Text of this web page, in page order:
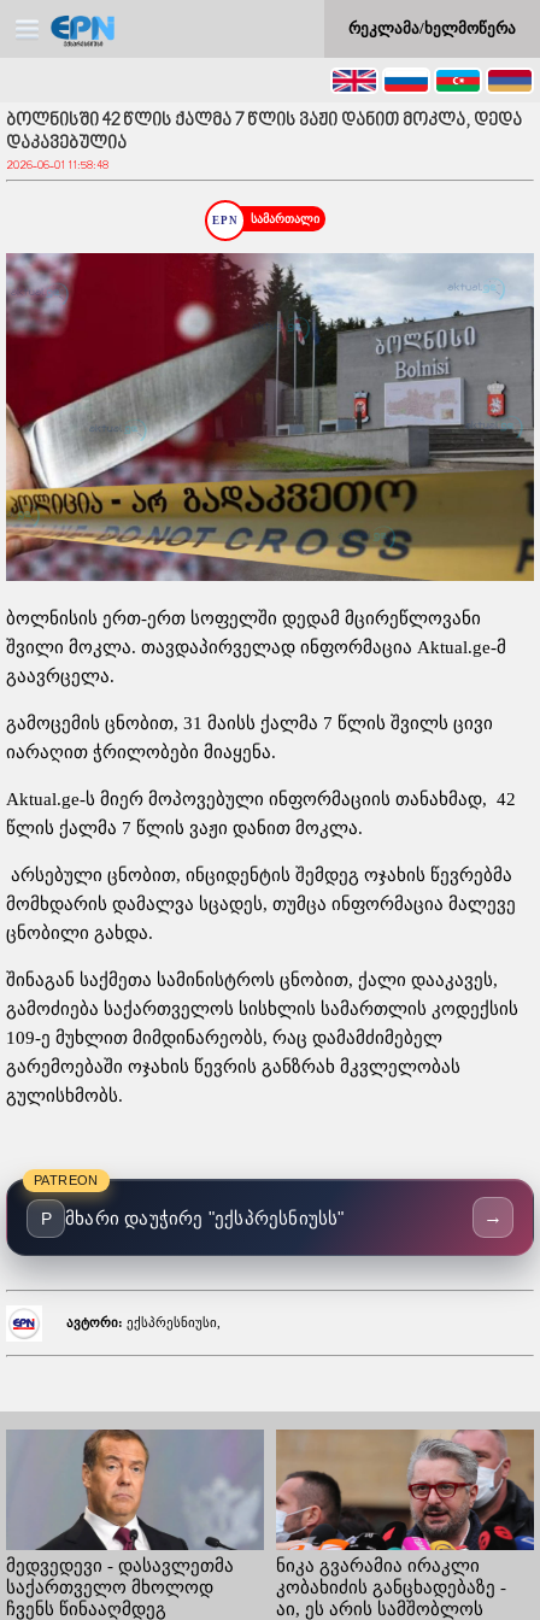
რეკლამა/ხელმოწერა
ბოლნისში 42 წლის ქალმა 7 წლის ვაჟი დანით მოკლა, დედა
დაკავებულია
2026-06-01 11:58:48
სამართალი
ბოლნისის ერთ-ერთ სოფელში დედამ მცირეწლოვანი
შვილი მოკლა. თავდაპირველად ინფორმაცია Aktual.ge-მ
გაავრცელა.
გამოცემის ცნობით, 31 მაისს ქალმა 7 წლის შვილს ცივი
იარაღით ჭრილობები მიაყენა.
Aktual.ge-ს მიერ მოპოვებული ინფორმაციის თანახმად, 42
წლის ქალმა 7 წლის ვაჟი დანით მოკლა.
არსებული ცნობით, ინციდენტის შემდეგ ოჯახის წევრებმა
მომხდარის დამალვა სცადეს, თუმცა ინფორმაცია მალევე
ცნობილი გახდა.
შინაგან საქმეთა სამინისტროს ცნობით, ქალი დააკავეს,
გამოძიება საქართველოს სისხლის სამართლის კოდექსის
109-ე მუხლით მიმდინარეობს, რაც დამამძიმებელ
გარემოებაში ოჯახის წევრის განზრახ მკვლელობას
გულისხმობს.
PATREON
P მხარი დაუჭირე "ექსპრესნიუსს" →
ავტორი: ექსპრესნიუსი,
მედვედევი - დასავლეთმა
საქართველო მხოლოდ
ჩვენს წინააღმდეგ
ნიკა გვარამია ირაკლი
კობახიძის განცხადებაზე -
აი, ეს არის სამშობლოს